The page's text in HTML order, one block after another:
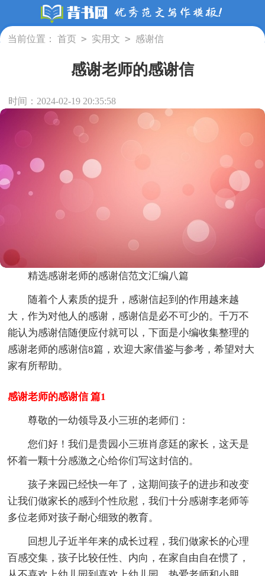
当前位置： 首页 > 实用文 > 感谢信
感谢老师的感谢信
时间：2024-02-19 20:35:58
精选感谢老师的感谢信范文汇编八篇
随着个人素质的提升，感谢信起到的作用越来越
大，作为对他人的感谢，感谢信是必不可少的。千万不
能认为感谢信随便应付就可以，下面是小编收集整理的
感谢老师的感谢信8篇，欢迎大家借鉴与参考，希望对大
家有所帮助。
感谢老师的感谢信 篇1
尊敬的一幼领导及小三班的老师们：
您们好！我们是贵园小三班肖彦廷的家长，这天是
怀着一颗十分感激之心给你们写这封信的。
孩子来园已经快一年了，这期间孩子的进步和改变
让我们做家长的感到个性欣慰，我们十分感谢李老师等
多位老师对孩子耐心细致的教育。
回想儿子近半年来的成长过程，我们做家长的心理
百感交集，孩子比较任性、内向，在家自由自在惯了，